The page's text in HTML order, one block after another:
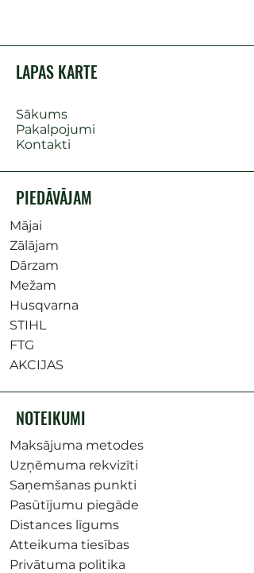
LAPAS KARTE
Sākums
Pakalpojumi
Kontakti
PIEDĀVĀJAM
Mājai
Zālājam
Dārzam
Mežam
Husqvarna
STIHL
FTG
AKCIJAS
NOTEIKUMI
Maksājuma metodes
Uzņēmuma rekvizīti
Saņemšanas punkti
Pasūtījumu piegāde
Distances līgums
Atteikuma tiesības
Privātuma politika